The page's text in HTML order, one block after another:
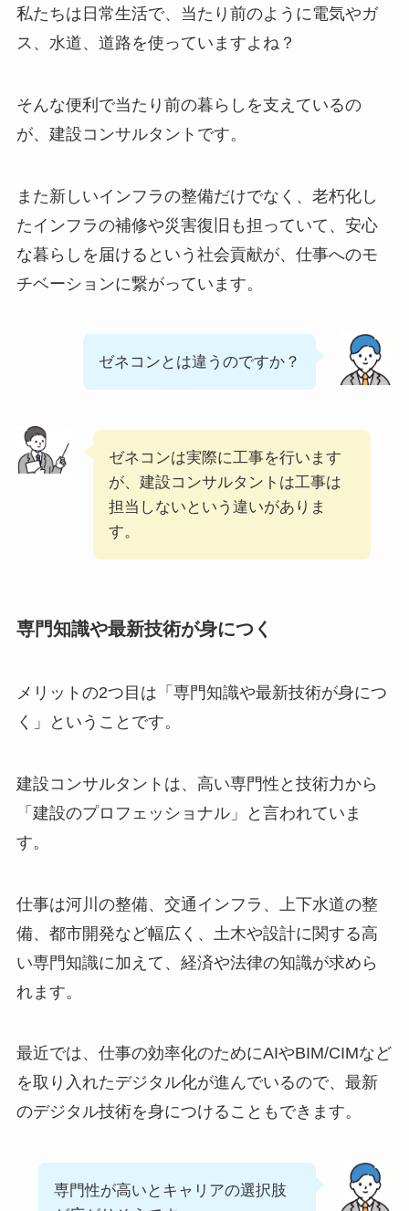
私たちは日常生活で、当たり前のように電気やガ
ス、水道、道路を使っていますよね？
そんな便利で当たり前の暮らしを支えているの
が、建設コンサルタントです。
また新しいインフラの整備だけでなく、老朽化し
たインフラの補修や災害復旧も担っていて、安心
な暮らしを届けるという社会貢献が、仕事へのモ
チベーションに繋がっています。
ゼネコンとは違うのですか？
ゼネコンは実際に工事を行います
が、建設コンサルタントは工事は
担当しないという違いがありま
す。
専門知識や最新技術が身につく
メリットの2つ目は「専門知識や最新技術が身につ
く」ということです。
建設コンサルタントは、高い専門性と技術力から
「建設のプロフェッショナル」と言われていま
す。
仕事は河川の整備、交通インフラ、上下水道の整
備、都市開発など幅広く、土木や設計に関する高
い専門知識に加えて、経済や法律の知識が求めら
れます。
最近では、仕事の効率化のためにAIやBIM/CIMなど
を取り入れたデジタル化が進んでいるので、最新
のデジタル技術を身につけることもできます。
専門性が高いとキャリアの選択肢